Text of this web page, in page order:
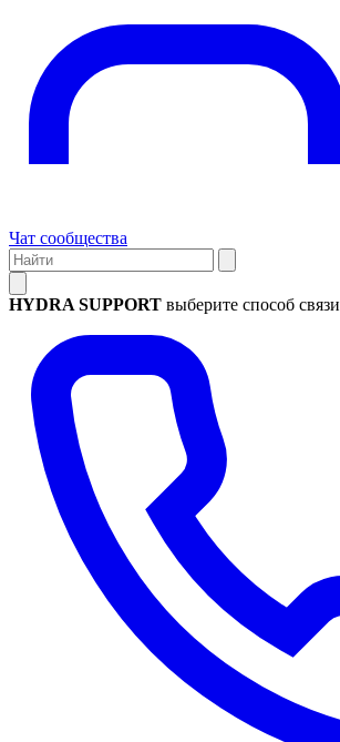
Чат сообщества
HYDRA SUPPORT выберите способ связи